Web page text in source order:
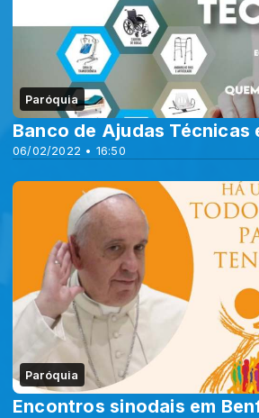
Paróquia
06/02/2022 • 16:50
Banco de Ajudas Técnicas
Paróquia
Encontros sinodais em